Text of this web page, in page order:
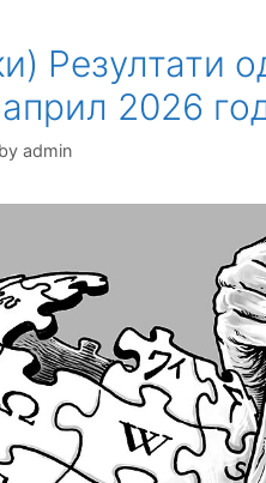
Резултати
2026
by admin